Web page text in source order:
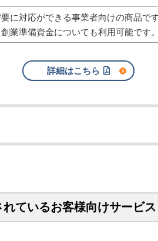
に対応ができる事業者向けの商品です
業準備資金についても利用可能です。
詳細はこちら
ているお客様向けサービス